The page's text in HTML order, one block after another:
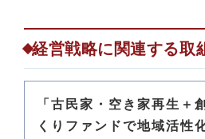
経営戦略に関連する取
「古民家・空き家再生＋
くりファンドで地域活性